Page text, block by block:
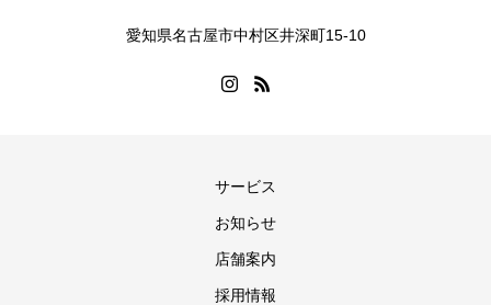
愛知県名古屋市中村区井深町15-10
サービス
お知らせ
店舗案内
採用情報